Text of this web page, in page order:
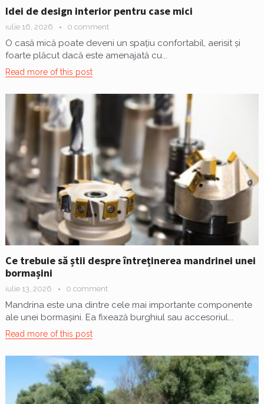
Idei de design interior pentru case mici
iulie 16, 2026 0 comment
O casă mică poate deveni un spațiu confortabil, aerisit și
foarte plăcut dacă este amenajată cu...
Read more of this post
Ce trebuie să știi despre întreținerea mandrinei unei
bormașini
iulie 13, 2026 0 comment
Mandrina este una dintre cele mai importante componente
ale unei bormașini. Ea fixează burghiul sau accesoriul...
Read more of this post